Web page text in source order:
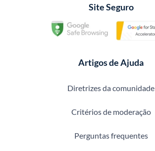
Site Seguro
Artigos de Ajuda
Diretrizes da comunidade
Critérios de moderação
Perguntas frequentes